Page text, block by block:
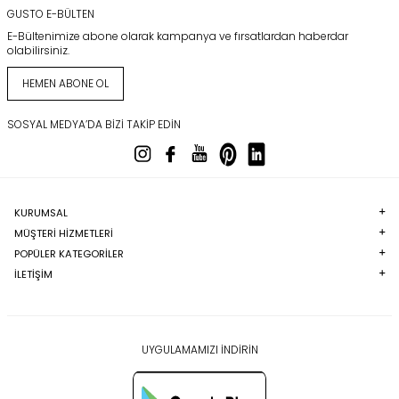
GUSTO E-BÜLTEN
E-Bültenimize abone olarak kampanya ve fırsatlardan haberdar
olabilirsiniz.
HEMEN ABONE OL
SOSYAL MEDYA’DA BIZI TAKIP EDIN
KURUMSAL
MÜŞTERI HIZMETLERI
POPÜLER KATEGORILER
İLETİŞİM
UYGULAMAMIZI İNDİRİN